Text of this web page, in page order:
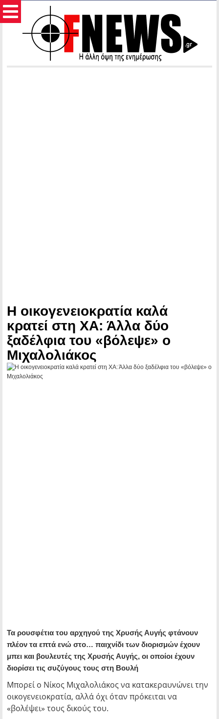
Η οικογενειοκρατία καλά
κρατεί στη ΧΑ: Άλλα δύο
ξαδέλφια του «βόλεψε» ο
Μιχαλολιάκος
Τα ρουσφέτια του αρχηγού της Χρυσής Αυγής φτάνουν
πλέον τα επτά ενώ στο… παιχνίδι των διορισμών έχουν
μπει και βουλευτές της Χρυσής Αυγής, οι οποίοι έχουν
διορίσει τις συζύγους τους στη Βουλή
Μπορεί ο Νίκος Μιχαλολιάκος να κατακεραυνώνει την
οικογενειοκρατία, αλλά όχι όταν πρόκειται να
«βολέψει» τους δικούς του.